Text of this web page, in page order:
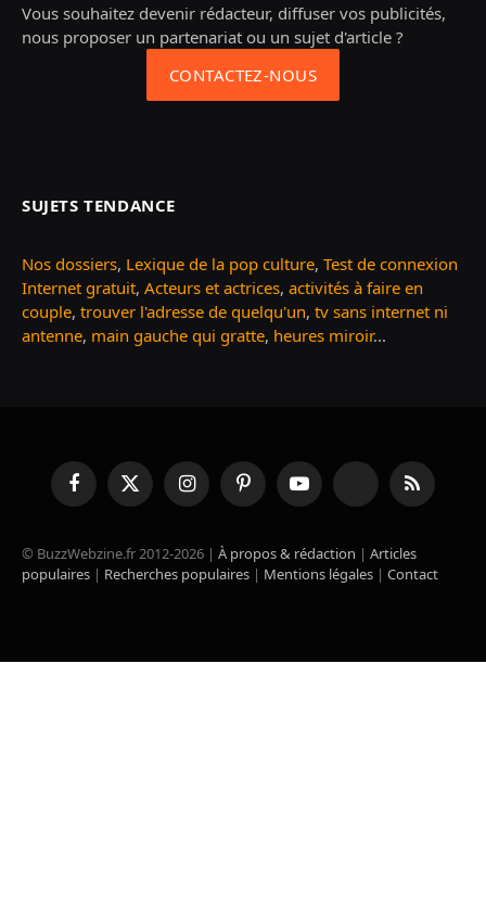
Vous souhaitez devenir rédacteur, diffuser vos publicités,
nous proposer un partenariat ou un sujet d'article ?
CONTACTEZ-NOUS
SUJETS TENDANCE
Nos dossiers, Lexique de la pop culture, Test de connexion
Internet gratuit, Acteurs et actrices, activités à faire en
couple, trouver l'adresse de quelqu'un, tv sans internet ni
antenne, main gauche qui gratte, heures miroir...
FacebookX
(Twitter)
InstagramPinterestYouTube TikTok RSS
© BuzzWebzine.fr 2012-2026 | À propos & rédaction | Articles
populaires | Recherches populaires | Mentions légales | Contact